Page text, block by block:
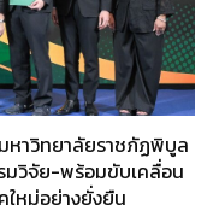
าวิทยาลัยราชภัฏพิบูล
วิจัย-พร้อมขับเคลื่อน
หม่อย่างยั่งยืน